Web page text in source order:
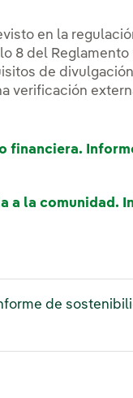
en la
8 del
de
verificación
financiera.
a la comunidad.
de